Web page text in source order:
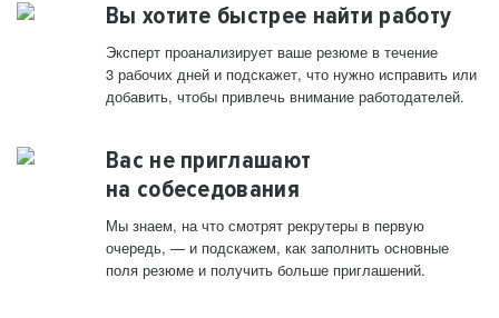
Вы хотите быстрее найти работу
Эксперт проанализирует ваше резюме в течение
3 рабочих дней и подскажет, что нужно исправить или
добавить, чтобы привлечь внимание работодателей.
Вас не приглашают
на собеседования
Мы знаем, на что смотрят рекрутеры в первую
очередь, — и подскажем, как заполнить основные
поля резюме и получить больше приглашений.